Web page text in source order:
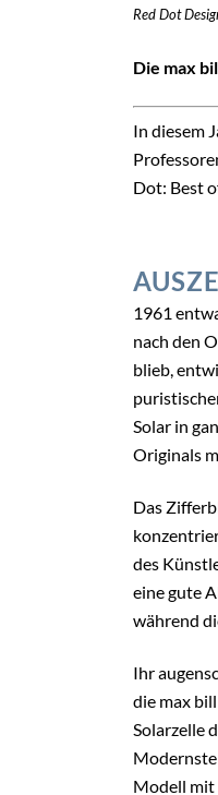
Red Dot
Die max
In diesem
Dot: Best
1961
nach den
blieb,
Solar in
Originals
Das
des
eine gute
während
Ihr
die max
Solarzelle
Modernste
Modell mit